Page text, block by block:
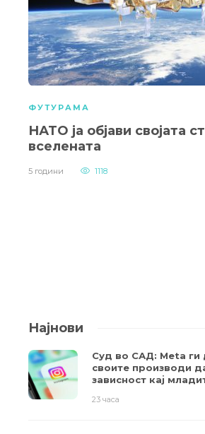
ФУТУРАМА
НАТО ја објави својата
вселената
5 години 1118
Најнови
Суд во САД: Meta ги
своите производи
зависност кај
23 часа